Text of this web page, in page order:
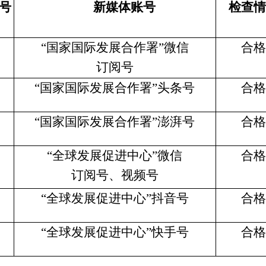
新媒体账号 检查
“国家国际发展合作署”微信
订阅号
合格
“国家国际发展合作署”头条号 合格
“国家国际发展合作署”澎湃号 合格
“全球发展促进中心”微信
订阅号、 视频号
合格
“全球发展促进中心”抖音号 合格
“全球发展促进中心”快手号 合格